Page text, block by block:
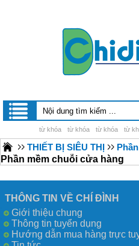
từ khóa từ khóa từ khóa từ
THIẾT BỊ SIÊU THỊ
Phần mềm chuỗi cửa hàng
THÔNG TIN VỀ CHÍ ĐÌNH
Giới thiệu chung
Thông tin tuyển dụng
Hướng dẫn mua hàng trực